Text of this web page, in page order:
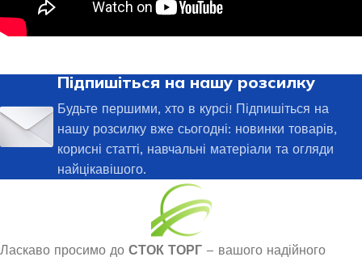
Підпишіться на нашу розсилку
Будьте першими, хто в курсі! Підпишіться на
нашу розсилку вже сьогодні: новинки товарів,
корисні статті, навчальні матеріали та огляди
найцікавішого.
Ласкаво просимо до СТОК ТОРГ – вашого надійного